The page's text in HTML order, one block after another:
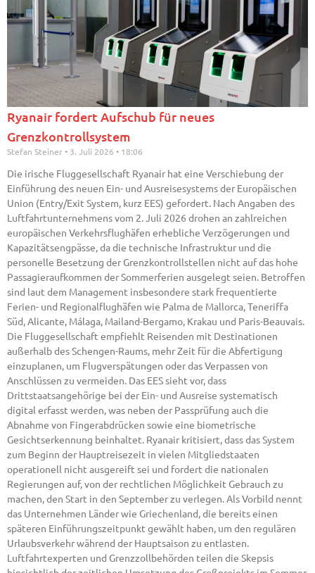
Ryanair fordert Aufschub für neues
Grenzkontrollsystem
Stefan Steiner 3. Juli 2026 18:06
Die irische Fluggesellschaft Ryanair hat eine Verschiebung der
Einführung des neuen Ein- und Ausreisesystems der Europäischen
Union (Entry/Exit System, kurz EES) gefordert. Nach Angaben des
Luftfahrtunternehmens vom 2. Juli 2026 drohen an zahlreichen
europäischen Verkehrsflughäfen erhebliche Verzögerungen und
Kapazitätsengpässe, da die technische Infrastruktur und die
personelle Besetzung der Grenzkontrollstellen nicht auf das hohe
Passagieraufkommen der Sommerferien ausgelegt seien. Betroffen
sind laut dem Management insbesondere stark frequentierte
Ferien- und Regionalflughäfen wie Palma de Mallorca, Teneriffa
Süd, Alicante, Málaga, Mailand-Bergamo, Krakau und Paris-Beauvais.
Die Fluggesellschaft empfiehlt Reisenden mit Destinationen
außerhalb des Schengen-Raums, mehr Zeit für die Abfertigung
einzuplanen, um Flugverspätungen oder das Verpassen von
Anschlüssen zu vermeiden. Das EES sieht vor, dass
Drittstaatsangehörige bei der Ein- und Ausreise systematisch
digital erfasst werden, was neben der Passprüfung auch die
Abnahme von Fingerabdrücken sowie eine biometrische
Gesichtserkennung beinhaltet. Ryanair kritisiert, dass das System
zum Beginn der Hauptreisezeit in vielen Mitgliedstaaten
operationell nicht ausgereift sei und fordert die nationalen
Regierungen auf, von der rechtlichen Möglichkeit Gebrauch zu
machen, den Start in den September zu verlegen. Als Vorbild nennt
das Unternehmen Länder wie Griechenland, die bereits einen
späteren Einführungszeitpunkt gewählt haben, um den regulären
Urlaubsverkehr während der Hauptsaison zu entlasten.
Luftfahrtexperten und Grenzzollbehörden teilen die Skepsis